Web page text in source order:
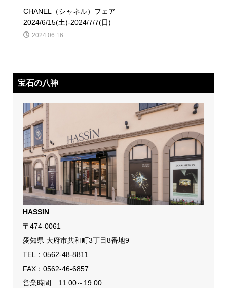
CHANEL（シャネル）フェア
2024/6/15(土)-2024/7/7(日)
2024.06.16
宝石の八神
HASSIN
〒474-0061
愛知県 大府市共和町3丁目8番地9
TEL： 0562-48-8811
FAX：0562-46-6857
営業時間 11:00～19:00